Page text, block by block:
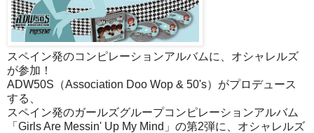
スペイン発のコンピレーションアルバムに、オシャレルズ
が参加！
ADW50S（Association Doo Wop & 50's）がプロデュース
する、
スペイン発のガールズグループコンピレーションアルバム
「Girls Are Messin' Up My Mind」の第2弾に、オシャレルズ